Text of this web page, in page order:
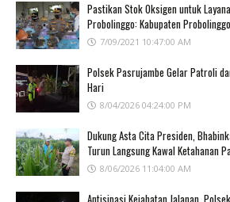
Pastikan Stok Oksigen untuk
Probolinggo: Kabupaten
7/09/2021 10:47:00 AM
Polsek Pasrujambe Gelar Patroli
Hari
8/04/2026 04:24:00 PM
Dukung Asta Cita Presiden,
Turun Langsung Kawal Ketahanan
8/06/2026 11:04:00 AM